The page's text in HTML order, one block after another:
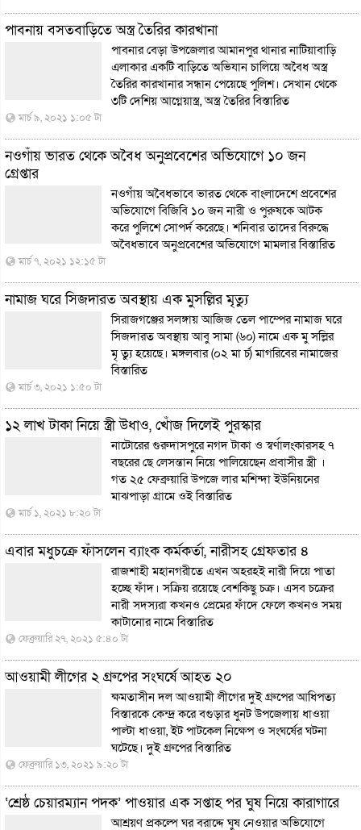
পাবনায় বসতবাড়িতে অস্ত্র তৈরির কারখানা
পাবনার বেড়া উপজেলার আমানপুর থানার নাটিয়াবাড়ি
এলাকার একটি বাড়িতে অভিযান চালিয়ে অবৈধ অস্ত্র
তৈরির কারখানার সন্ধান পেয়েছে পুলিশ। সেখান থেকে
৩টি দেশিয় আগ্নেয়াস্ত্র, অস্ত্র তৈরিরবিস্তারিত
মার্চ ৯, ২০২১ ১:০৫ টা
নওগাঁয় ভারত থেকে অবৈধ অনুপ্রবেশের অভিযোগে ১০ জন
গ্রেপ্তার
নওগাঁয় অবৈধভাবে ভারত থেকে বাংলাদেশে প্রবেশের
অভিযোগে বিজিবি ১০ জন নারী ও পুরুষকে আটক
করে পুলিশে সোপর্দ করেছে। শনিবার তাদের বিরুদ্ধে
অবৈধভাবে অনুপ্রবেশের অভিযোগে মামলারবিস্তারিত
মার্চ ৭, ২০২১ ১২:১৫ টা
নামাজ ঘরে সিজদারত অবস্থায় এক মুসল্লির মৃত্যু
সিরাজগঞ্জের সলঙ্গায় আজিজ তেল পাম্পের নামাজ ঘরে
সিজদারত অবস্থায় আবু সামা (৬০) নামে এক মু সল্লির
মৃ ত্যু হয়েছে। মঙ্গলবার (০২ মা র্চ) মাগরিবের নামাজের
বিস্তারিত
মার্চ ৩, ২০২১ ১:৫০ টা
১২ লাখ টাকা নিয়ে স্ত্রী উধাও, খোঁজ দিলেই পুরস্কার
নাটোরের গুরুদাসপুরে নগদ টাকা ও স্বর্ণালংকারসহ ৭
বছরের ছে লেসন্তান নিয়ে পালিয়েছেন প্রবাসীর স্ত্রী ।
গত ২৫ ফেব্রুয়ারি উপজে লার মশিন্দা ইউনিয়নের
মাঝপাড়া গ্রামে ওইবিস্তারিত
মার্চ ১, ২০২১ ৮:২০ টা
এবার মধুচক্রে ফাঁসলেন ব্যাংক কর্মকর্তা, নারীসহ গ্রেফতার ৪
রাজশাহী মহানগরীতে এখন অহরহই নারী দিয়ে পাতা
হচ্ছে ফাঁদ। সক্রিয় রয়েছে বেশকিছু চক্র। এসব চক্রের
নারী সদস্যরা কখনও প্রেমের ফাঁদে ফেলে কখনও সময়
কাটানোর নামেবিস্তারিত
ফেব্রুয়ারি ২৭, ২০২১ ৫:৪০ টা
আওয়ামী লীগের ২ গ্রুপের সংঘর্ষে আহত ২০
ক্ষমতাসীন দল আওয়ামী লীগের দুই গ্রুপের আধিপত্য
বিস্তারকে কেন্দ্র করে বগুড়ার ধুনট উপজেলায় ধাওয়া
পাল্টা ধাওয়া, ইট পাটকেল নিক্ষেপ ও সংঘর্ষের ঘটনা
ঘটেছে। দুই গ্রুপেরবিস্তারিত
ফেব্রুয়ারি ১৩, ২০২১ ৯:২০ টা
‘শ্রেষ্ঠ চেয়ারম্যান পদক’ পাওয়ার এক সপ্তাহ পর ঘুষ নিয়ে কারাগারে
আশ্রয়ণ প্রকল্পে ঘর বরাদ্দে ঘুষ নেওয়ার অভিযোগে